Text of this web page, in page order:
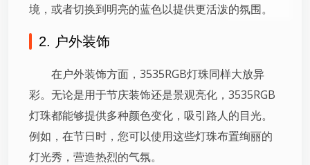
境，或者切换到明亮的蓝色以提供更活泼的氛围。
2. 户外装饰
在户外装饰方面，3535RGB灯珠同样大放异
彩。无论是用于节庆装饰还是景观亮化，3535RGB
灯珠都能够提供多种颜色变化，吸引路人的目光。
例如，在节日时，您可以使用这些灯珠布置绚丽的
灯光秀，营造热烈的气氛。